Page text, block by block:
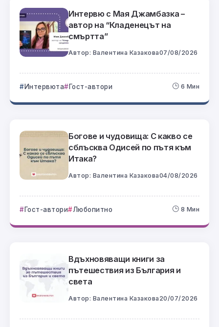
Интервю с Мая Джамбазка –
автор на “Кладенецът на
смъртта”
Автор: Валентина Казакова07/08/2026
Интервюта Гост-автори 6 Мин
Богове и чудовища: С какво се
сблъсква Одисей по пътя към
Итака?
Автор: Валентина Казакова04/08/2026
Гост-автори Любопитно 8 Мин
Вдъхновяващи книги за
пътешествия из България и
света
Автор: Валентина Казакова 20/07/2026